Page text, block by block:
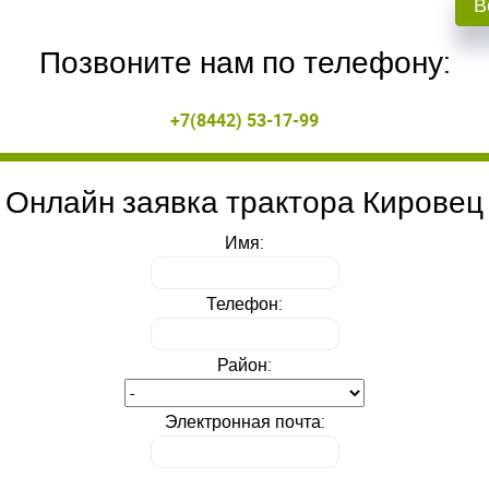
Позвоните нам по телефону:
+7(8442) 53-17-99
Онлайн заявка трактора Кировец
Имя:
Телефон:
Район:
Электронная почта:
введите ваш логин и пароль
пароль
введите ваш логин и пароль
пароль